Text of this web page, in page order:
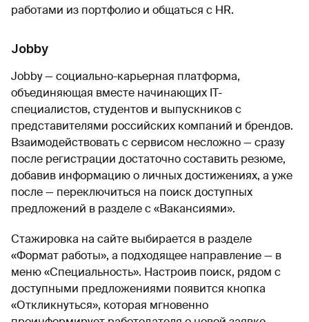
работами из портфолио и общаться с HR.
Jobby
Jobby — социально-карьерная платформа,
объединяющая вместе начинающих IT-
специалистов, студентов и выпускников с
представителями российских компаний и брендов.
Взаимодействовать с сервисом несложно — сразу
после регистрации достаточно составить резюме,
добавив информацию о личных достижениях, а уже
после — переключиться на поиск доступных
предложений в разделе с «Вакансиями».
Стажировка на сайте выбирается в разделе
«Формат работы», а подходящее направление — в
меню «Специальность». Настроив поиск, рядом с
доступными предложениями появится кнопка
«Откликнуться», которая мгновенно